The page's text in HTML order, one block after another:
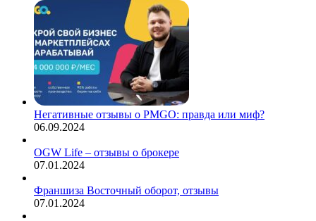
Негативные отзывы о PMGO: правда или миф?
06.09.2024
OGW Life – отзывы о брокере
07.01.2024
Франшиза Восточный оборот, отзывы
07.01.2024